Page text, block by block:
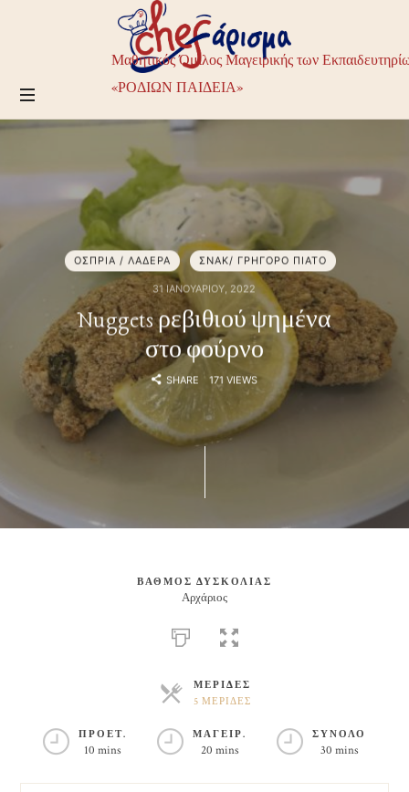
Chefarisma
–
Μαθητικός
Όμιλος
Μαγειρικής
Εκπαιδευτηρίων
ΡΟΔΙΩΝ
ΠΑΙΔΕΙΑ
Μαθητικός Όμιλος Μαγειρικής των
«ΡΟΔΙΩΝ ΠΑΙΔΕΙΑ»
ΟΣΠΡΙΑ / ΛΑΔΕΡΑ ΣΝΑΚ/ ΓΡΗΓΟΡΟ ΠΙΑΤΟ
31 ΙΑΝΟΥΑΡΊΟΥ, 2022
Nuggets ρεβιθιού ψημένα
στο φούρνο
SHARE 171 VIEWS
ΒΑΘΜΟΣ ΔΥΣΚΟΛΙΑΣ
Αρχάριος
ΜΕΡΙΔΕΣ
5 ΜΕΡΙΔΕΣ
ΠΡΟΕΤ.
10 mins
ΜΑΓΕΙΡ.
20 mins
ΣΥΝΟΛΟ
30 mins